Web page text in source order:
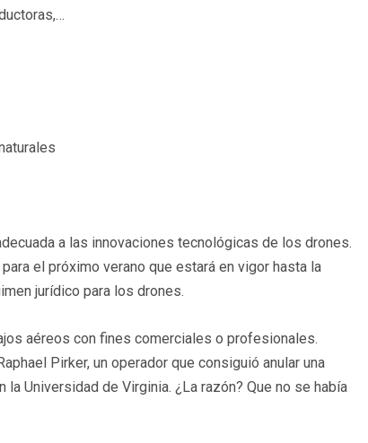
a las innovaciones tecnológicas de los drones.
el próximo verano que estará en vigor hasta la
jurídico para los drones.
aéreos con fines comerciales o profesionales.
Pirker, un operador que consiguió anular una
Universidad de Virginia. ¿La razón? Que no se había